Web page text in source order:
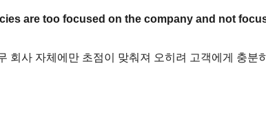
are too focused on the company and not
회사 자체에만 초점이 맞춰져 오히려 고객에게 충분